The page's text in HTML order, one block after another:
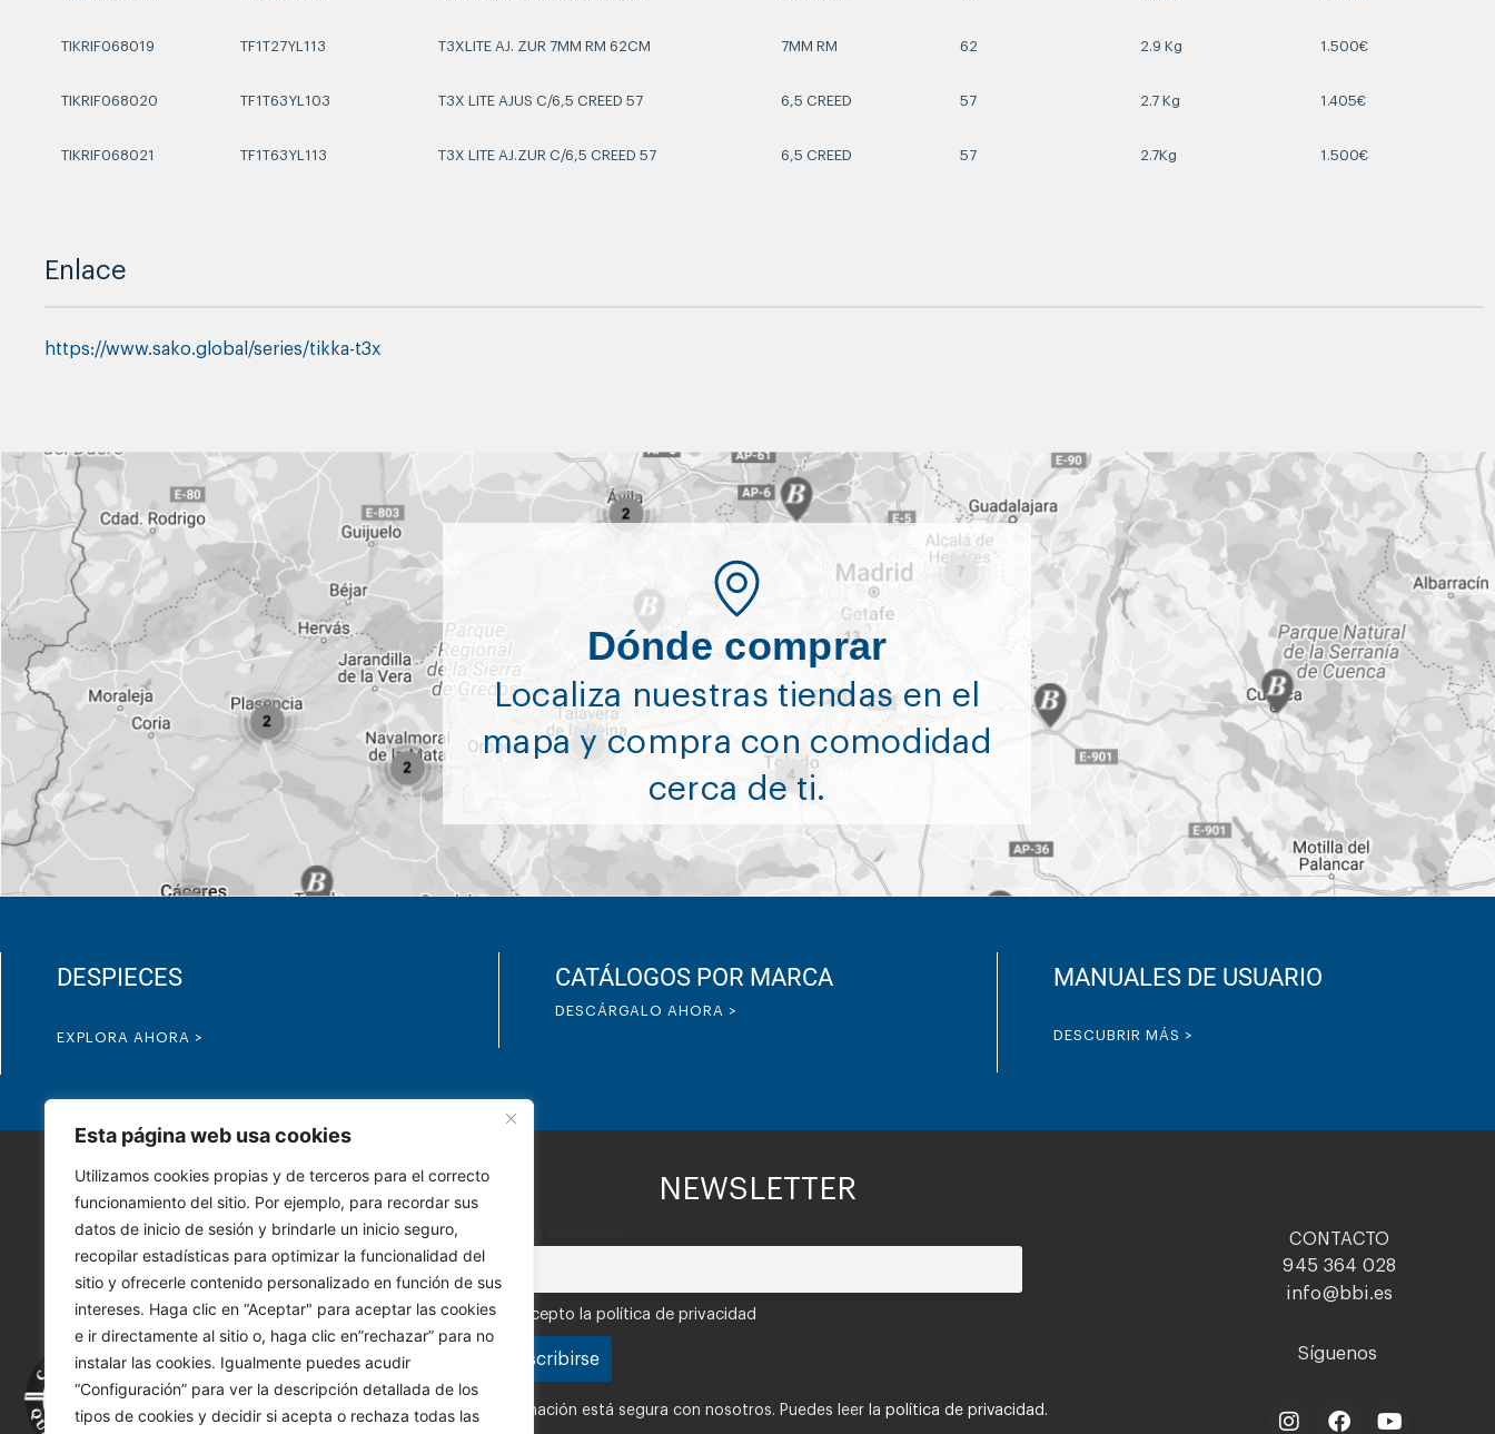
Esta página web usa cookies
Utilizamos cookies propias y de terceros para el correcto
funcionamiento del sitio. Por ejemplo, para recordar sus
datos de inicio de sesión y brindarle un inicio seguro,
recopilar estadísticas para optimizar la funcionalidad del
sitio y ofrecerle contenido personalizado en función de sus
intereses. Haga clic en “Aceptar" para aceptar las cookies
e ir directamente al sitio o, haga clic en”rechazar” para no
instalar las cookies. Igualmente puedes acudir
“Configuración” para ver la descripción detallada de los
tipos de cookies y decidir si acepta o rechaza todas las
TIKRIF068019 TF1T27YL113 T3XLITE AJ. ZUR 7MM RM 62CM 7MM RM 62 2.9 Kg 1.500€
TIKRIF068020 TF1T63YL103 T3X LITE AJUS C/6,5 CREED 57 6,5 CREED 57 2.7 Kg 1.405€
TIKRIF068021 TF1T63YL113 T3X LITE AJ.ZUR C/6,5 CREED 57 6,5 CREED 57 2.7Kg 1.500€
Enlace
https://www.sako.global/series/tikka-t3x
Dónde comprar
Localiza nuestras tiendas en el
mapa y compra con comodidad
cerca de ti.
DESPIECES
EXPLORA AHORA >
CATÁLOGOS POR MARCA
DESCÁRGALO AHORA >
MANUALES DE USUARIO
DESCUBRIR MÁS >
NEWSLETTER
Acepto la política de privacidad
Tu información está segura con nosotros. Puedes leer lapolítica de privacidad.
CONTACTO
945 364 028
info@bbi.es
Síguenos